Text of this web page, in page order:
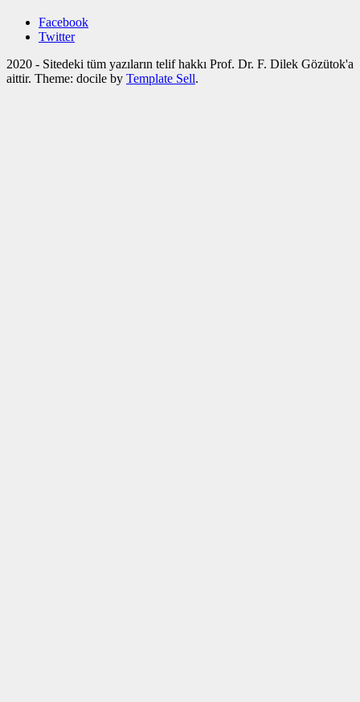
Facebook
Twitter
2020 - Sitedeki tüm yazıların telif hakkı Prof. Dr. F. Dilek Gözütok'a
aittir. Theme: docile by Template Sell.